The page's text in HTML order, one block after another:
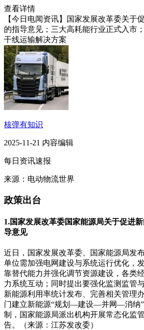
查看详情
【今日电闻资讯】国家发展改革委关于
的指导意见；三大高耗能行业正式入市
干线运输解决方案
核弹有知识
2025-11-21 内容编辑
每日资讯速报
来源：电动物流世界
政策出台
1.国家发展改革委国家能源局关于促进
导意见
近日，国家发展改革委、国家能源局发
单位需加强电网建设与系统运行优化，
靠替代能力并强化调节资源建设，各类
力系统互动；同时提出要强化监测监管
新能源利用率统计发布、完善相关管理
门建立新能源“规划—建设—并网—消纳
制，国家能源局派出机构开展常态化监
告。（来源：江苏发改委）